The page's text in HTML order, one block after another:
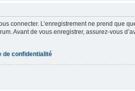
connecter. L’enregistrement ne prend que
Avant de vous enregistrer, assurez-vous
de confidentialité